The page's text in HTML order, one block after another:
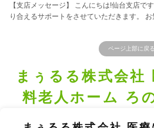
【支店メッセージ】 こんにちは!仙台支店で
り合えるサポートをさせていただきます。
ページ上部に戻る
まぅるる株式会社
料老人ホーム ろ